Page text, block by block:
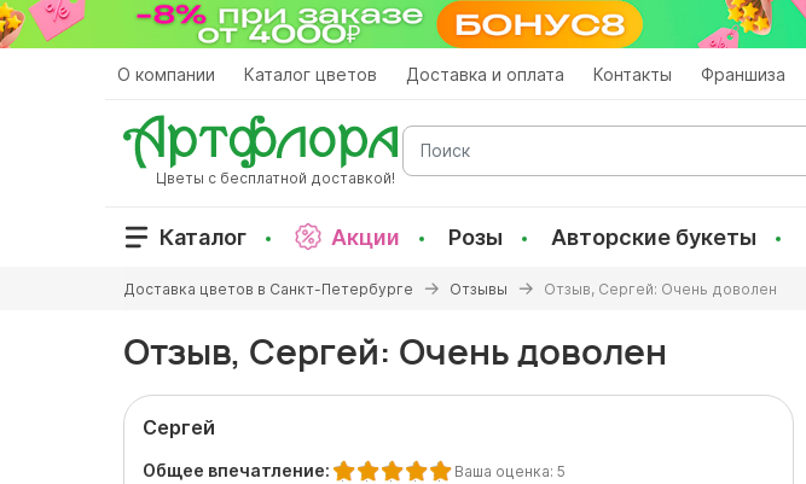
Перейти
к
О компании Каталог цветов Доставка и оплата Контакты Франшиза
Цветы с бесплатной доставкой!
Поиск
Каталог Акции Розы Авторские букеты
здесь
Доставка цветов в Санкт-Петербурге Отзывы Отзыв, Сергей: Очень доволен
Отзыв, Сергей: Очень доволен
Сергей
Общее впечатление: Ваша оценка: 5